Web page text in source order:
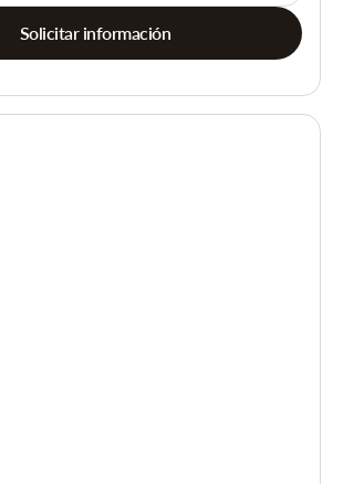
Solicitar información